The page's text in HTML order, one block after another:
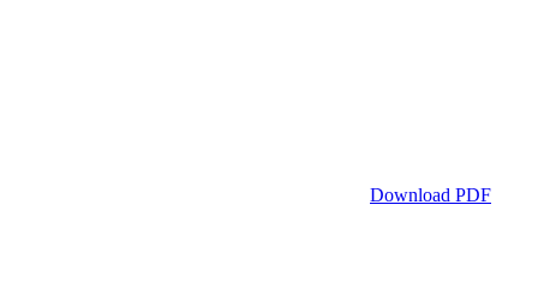
Download PDF